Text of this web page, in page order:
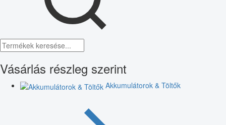
Vásárlás részleg szerint
Akkumulátorok & Töltők